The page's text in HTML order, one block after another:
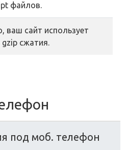
файлов.
ваш сайт использует
сжатия.
под моб. телефон